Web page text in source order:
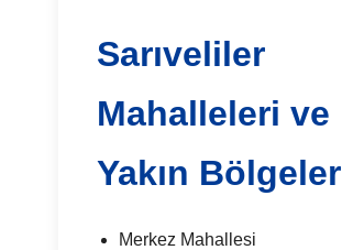
Sarıveliler
Mahalleleri ve
Yakın Bölgeler
Merkez Mahallesi